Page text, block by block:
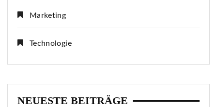
Marketing
Technologie
NEUESTE BEITRÄGE